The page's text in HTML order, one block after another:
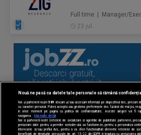
Full time | Manager/
23 jul.
Nouă ne pasă ca datele tale personale să rămână
Noi și partenerii noștri 589 stocăm și/sau accesăm informații pe dispozitivul dvs., precum
cu caracter personal. Puteți accepta sau gestiona preferințele dvs. făcând clic mai jos,
în orice moment pe pagina cu politica de confidențialitate. Aceste alegeri vor fi
navigarea.
Mai multe detalii
Noi si partenerii nostri (retelele de socializare si agentiile de publicitate partenere,
prelucram date pentru a permite website-ului sa functioneze, pentru a personaliza
interesele si/sau profilul dvs., pentru a va oferi functionalitati aferente retelelor de
Beneficiati de drepturile prevazute de art. 15-22 din GDPR in legatura cu prelucrarea